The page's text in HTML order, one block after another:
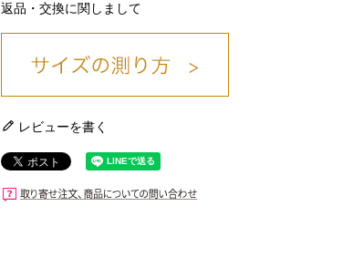
返品・交換に関しまして
レビューを書く